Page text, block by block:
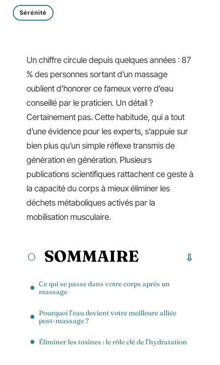
Sérénité
Un chiffre circule depuis quelques années : 87
% des personnes sortant d’un massage
oublient d’honorer ce fameux verre d’eau
conseillé par le praticien. Un détail ?
Certainement pas. Cette habitude, qui a tout
d’une évidence pour les experts, s’appuie sur
bien plus qu’un simple réflexe transmis de
génération en génération. Plusieurs
publications scientifiques rattachent ce geste à
la capacité du corps à mieux éliminer les
déchets métaboliques activés par la
mobilisation musculaire.
SOMMAIRE
Ce qui se passe dans votre corps après un
massage
Pourquoi l’eau devient votre meilleure alliée
post-massage ?
Éliminer les toxines : le rôle clé de l’hydratation